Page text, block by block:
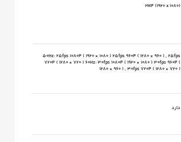
2MP (1920 x 1080)
50Hz: 25fps 1080P ( 1920 × 1080 ) 25fps 960P ( 1280 × 960 ) , 25fps
720P ( 1280 × 720 ) 60Hz: 30fps 1080P ( 1920 × 1080 ) 30fps 960P (
1280 × 960 ) , 30fps 720P ( 1280 × 720 )
دارد